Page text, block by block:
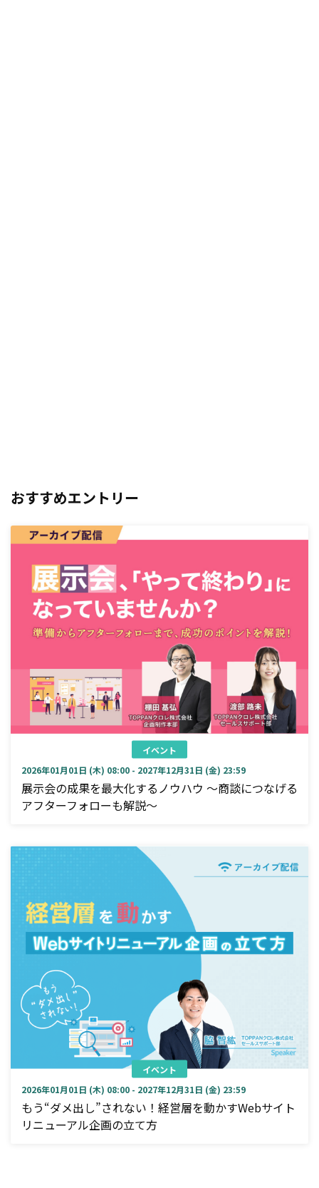
おすすめエントリー
イベント
2026年01月01日 (木) 08:00 - 2027年12月31日 (金) 23:59
展示会の成果を最大化するノウハウ ～商談につなげる
アフターフォローも解説～
イベント
2026年01月01日 (木) 08:00 - 2027年12月31日 (金) 23:59
もう“ダメ出し”されない！経営層を動かすWebサイト
リニューアル企画の立て方